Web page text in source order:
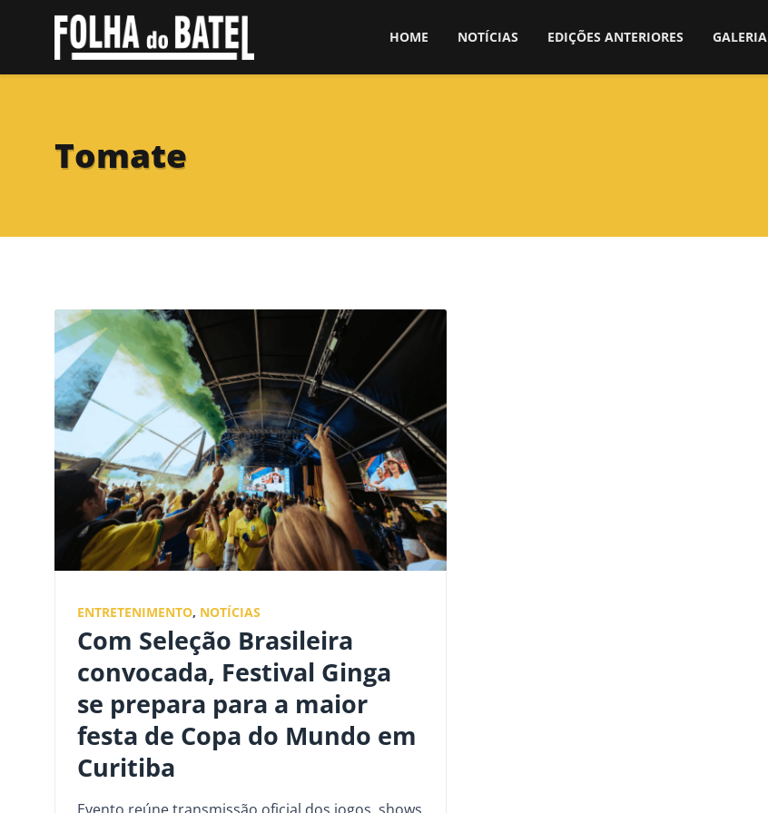
HOME NOTÍCIAS EDIÇÕES ANTERIORES GALERIA
Tomate
ENTRETENIMENTO, NOTÍCIAS
Com Seleção Brasileira
convocada, Festival Ginga
se prepara para a maior
festa de Copa do Mundo em
Curitiba